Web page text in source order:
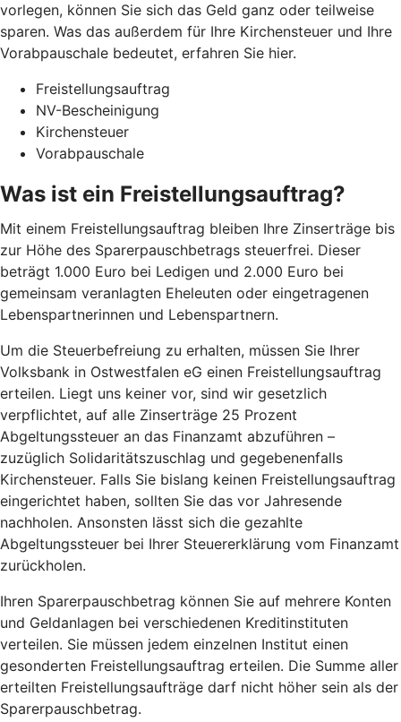
vorlegen, können Sie sich das Geld ganz oder teilweise
sparen. Was das außerdem für Ihre Kirchensteuer und Ihre
Vorabpauschale bedeutet, erfahren Sie hier.
Freistellungsauftrag
NV-Bescheinigung
Kirchensteuer
Vorabpauschale
Was ist ein Freistellungsauftrag?
Mit einem Freistellungsauftrag bleiben Ihre Zinserträge bis
zur Höhe des Sparerpauschbetrags steuerfrei. Dieser
beträgt 1.000 Euro bei Ledigen und 2.000 Euro bei
gemeinsam veranlagten Eheleuten oder eingetragenen
Lebenspartnerinnen und Lebenspartnern.
Um die Steuerbefreiung zu erhalten, müssen Sie Ihrer
Volksbank in Ostwestfalen eG einen Freistellungsauftrag
erteilen. Liegt uns keiner vor, sind wir gesetzlich
verpflichtet, auf alle Zinserträge 25 Prozent
Abgeltungssteuer an das Finanzamt abzuführen –
zuzüglich Solidaritätszuschlag und gegebenenfalls
Kirchensteuer. Falls Sie bislang keinen Freistellungsauftrag
eingerichtet haben, sollten Sie das vor Jahresende
nachholen. Ansonsten lässt sich die gezahlte
Abgeltungssteuer bei Ihrer Steuererklärung vom Finanzamt
zurückholen.
Ihren Sparerpauschbetrag können Sie auf mehrere Konten
und Geldanlagen bei verschiedenen Kreditinstituten
verteilen. Sie müssen jedem einzelnen Institut einen
gesonderten Freistellungsauftrag erteilen. Die Summe aller
erteilten Freistellungsaufträge darf nicht höher sein als der
Sparerpauschbetrag.